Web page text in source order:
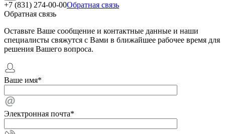
+7 (831) 274-00-00Обратная связь
Обратная связь
Оставьте Ваше сообщение и контактные данные и наши
специалисты свяжутся с Вами в ближайшее рабочее время для
решения Вашего вопроса.
Ваше имя*
Электронная почта*